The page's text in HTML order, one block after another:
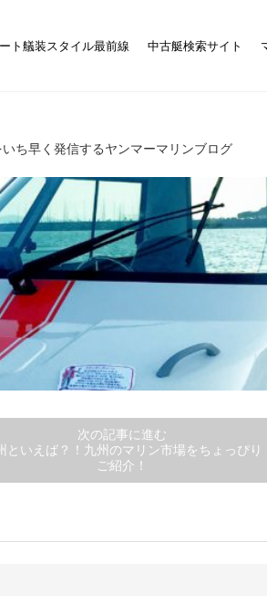
ト艤装スタイル最前線 中古艇検索サイト
ち早く発信するヤンマーマリンブログ
次の記事に進む
といえば？！九州のマリン市場をちょっぴり
ご紹介！